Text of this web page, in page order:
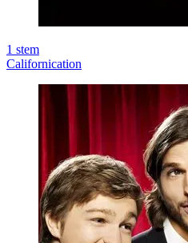
1 stem
Californication